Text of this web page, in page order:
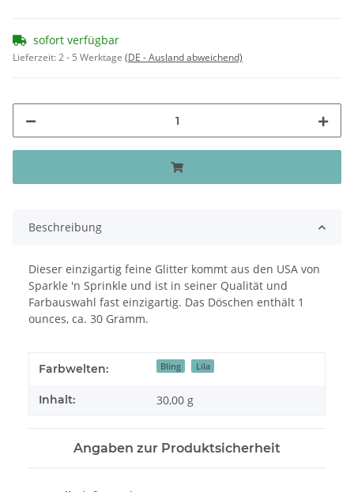
sofort verfügbar
Lieferzeit:2 - 5 Werktage (DE - Ausland abweichend)
Beschreibung
Dieser einzigartig feine Glitter kommt aus den USA von
Sparkle 'n Sprinkle und ist in seiner Qualität und
Farbauswahl fast einzigartig. Das Döschen enthält 1
ounces, ca. 30 Gramm.
Farbwelten: Bling Lila
Inhalt: 30,00 g
Angaben zur Produktsicherheit